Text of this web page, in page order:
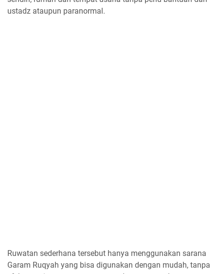
ustadz ataupun paranormal.
Ruwatan sederhana tersebut hanya menggunakan sarana
Garam Ruqyah yang bisa digunakan dengan mudah, tanpa